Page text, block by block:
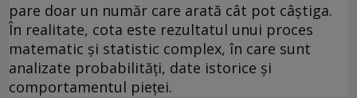
pare doar un număr care arată cât pot câștiga.
În realitate, cota este rezultatul unui proces
matematic și statistic complex, în care sunt
analizate probabilități, date istorice și
comportamentul pieței.